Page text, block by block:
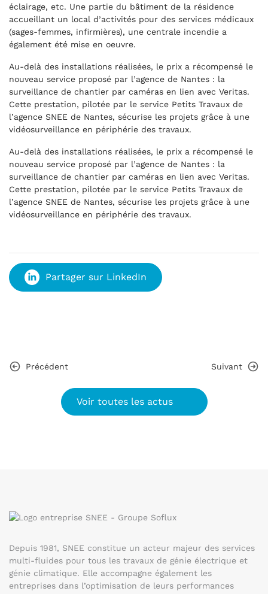
éclairage, etc. Une partie du bâtiment de la résidence
accueillant un local d’activités pour des services médicaux
(sages-femmes, infirmières), une centrale incendie a
également été mise en oeuvre.
Au-delà des installations réalisées, le prix a récompensé le
nouveau service proposé par l’agence de Nantes : la
surveillance de chantier par caméras en lien avec Veritas.
Cette prestation, pilotée par le service Petits Travaux de
l’agence SNEE de Nantes, sécurise les projets grâce à une
vidéosurveillance en périphérie des travaux.
Au-delà des installations réalisées, le prix a récompensé le
nouveau service proposé par l’agence de Nantes : la
surveillance de chantier par caméras en lien avec Veritas.
Cette prestation, pilotée par le service Petits Travaux de
l’agence SNEE de Nantes, sécurise les projets grâce à une
vidéosurveillance en périphérie des travaux.
Partager sur LinkedIn
Précédent Suivant
Voir toutes les actus
Depuis 1981, SNEE constitue un acteur majeur des services
multi-fluides pour tous les travaux de génie électrique et
génie climatique. Elle accompagne également les
entreprises dans l’optimisation de leurs performances